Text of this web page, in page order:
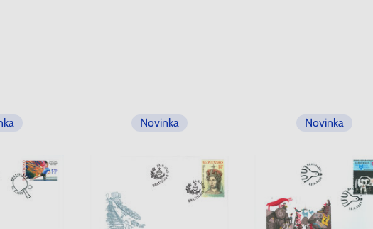
Novinka Novinka